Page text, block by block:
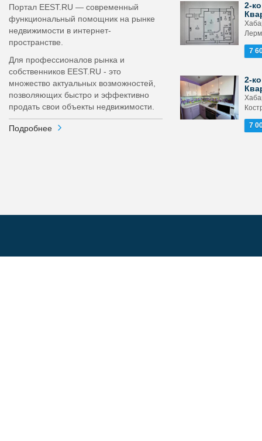
Портал EEST.RU — современный
функциональный помощник на рынке
недвижимости в интернет-
пространстве.
Для профессионалов рынка и
собственников EEST.RU - это
множество актуальных возможностей,
позволяющих быстро и эффективно
продать свои объекты недвижимости.
Подробнее
2-
7
2-
7